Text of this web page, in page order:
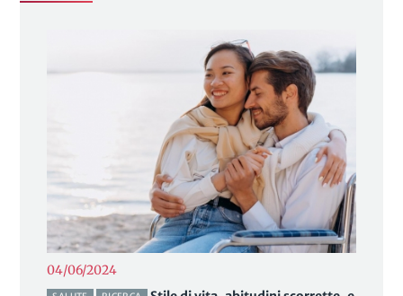
04/06/2024